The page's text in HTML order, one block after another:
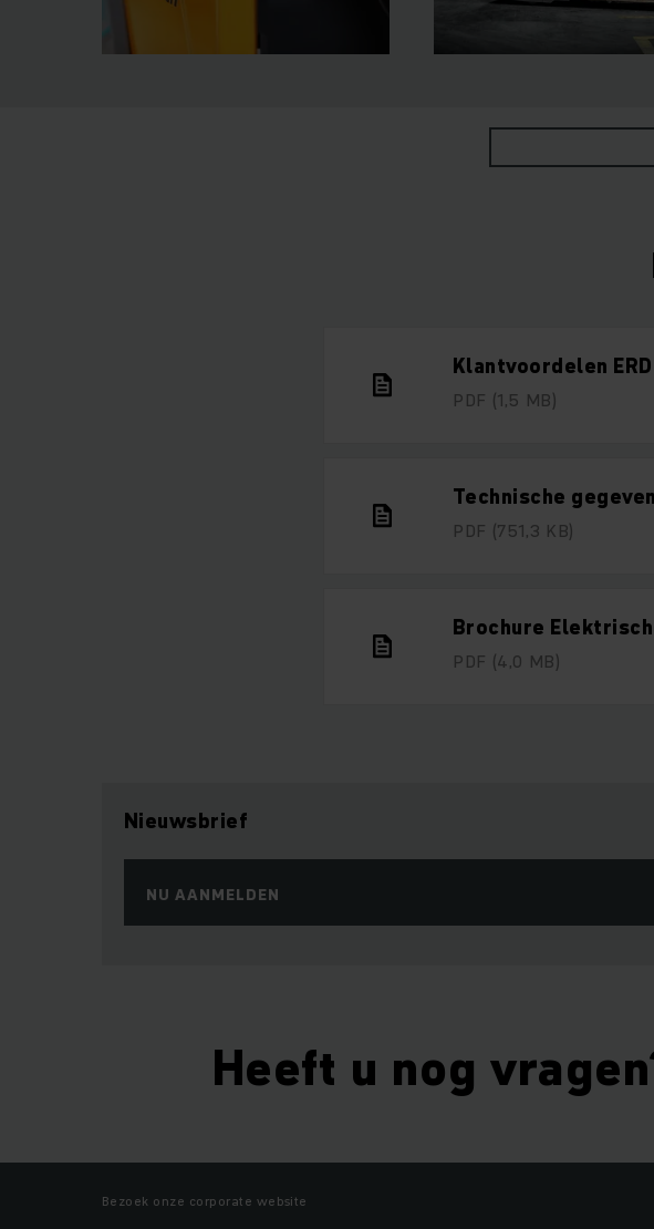
Klantvoordelen
PDF (1,5 MB)
Technische
PDF (751,3 KB)
Brochure
PDF (4,0 MB)
Nieuwsbrief
NU AANMELDEN
Heeft u nog
Bezoek onze corporate website